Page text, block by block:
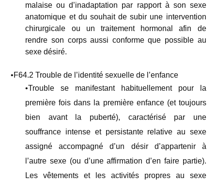
malaise ou d’inadaptation par rapport à son sexe
anatomique et du souhait de subir une intervention
chirurgicale ou un traitement hormonal afin de
rendre son corps aussi conforme que possible au
sexe désiré.
•F64.2 Trouble de l’identité sexuelle de l’enfance
•Trouble se manifestant habituellement pour la
première fois dans la première enfance (et toujours
bien avant la puberté), caractérisé par une
souffrance intense et persistante relative au sexe
assigné accompagné d’un désir d’appartenir à
l’autre sexe (ou d’une affirmation d’en faire partie).
Les vêtements et les activités propres au sexe